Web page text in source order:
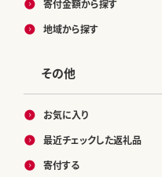
寄付金額から探す
地域から探す
その他
お気に入り
最近チェックした返礼品
寄付する